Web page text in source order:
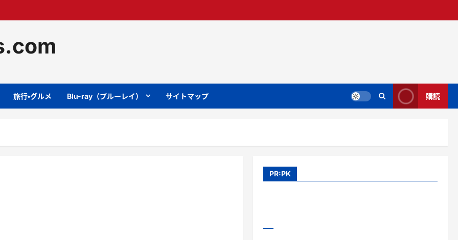
旅行・グルメ Blu-ray（ブルーレイ） サイトマップ 購読
PR:PK